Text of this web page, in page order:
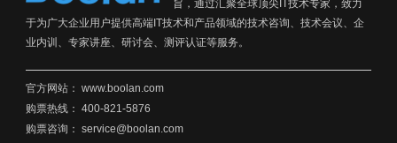
旨，通过汇聚全球顶尖IT技术专家，致力
于为广大企业用户提供高端IT技术和产品领域的技术咨询、技术会议、企
业内训、专家讲座、研讨会、测评认证等服务。
官方网站： www.boolan.com
购票热线： 400-821-5876
购票咨询： service@boolan.com